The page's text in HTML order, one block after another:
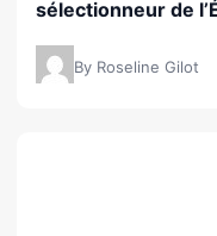
sélectionneur de
By Roseline Gilot